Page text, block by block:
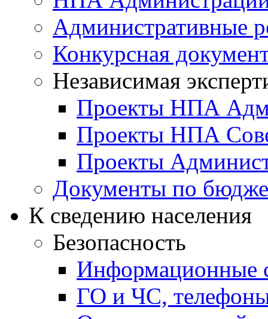
Административные
Конкурсная
Независимая
Проекты НПА
Проекты НПА
Проекты
Документы по
К сведению населения
Безопасность
Информационные
ГО и ЧС,